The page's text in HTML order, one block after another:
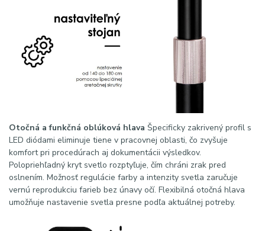
Otočná a funkčná oblúková hlava Špecificky zakrivený profil s
LED diódami eliminuje tiene v pracovnej oblasti, čo zvyšuje
komfort pri procedúrach aj dokumentácii výsledkov.
Polopriehľadný kryt svetlo rozptyľuje, čím chráni zrak pred
oslnením. Možnosť regulácie farby a intenzity svetla zaručuje
vernú reprodukciu farieb bez únavy očí. Flexibilná otočná hlava
umožňuje nastavenie svetla presne podľa aktuálnej potreby.